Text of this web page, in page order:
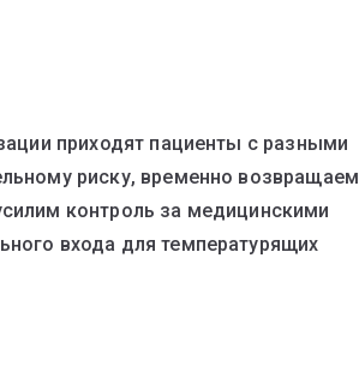
приходят пациенты с разными
риску, временно возвращаем
контроль за медицинскими
входа для температурящих